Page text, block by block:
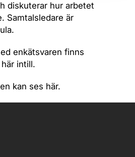
diskuterar hur arbetet
Samtalsledare är
enkätsvaren finns
intill.
kan ses här.